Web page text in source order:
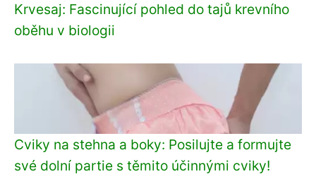
Krvesaj: Fascinující pohled do tajů krevního
oběhu v biologii
Cviky na stehna a boky: Posilujte a formujte
své dolní partie s těmito účinnými cviky!